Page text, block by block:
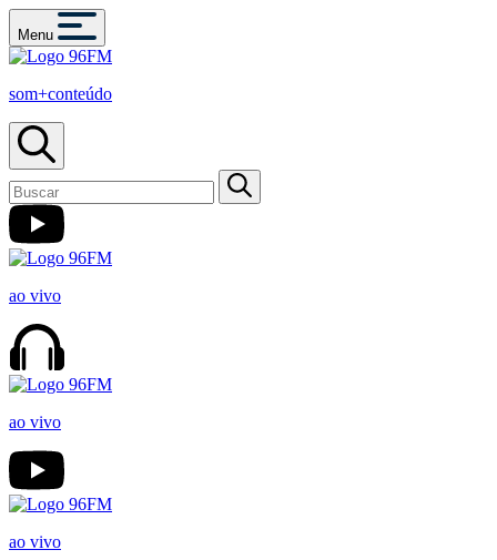
Menu
som+conteúdo
ao vivo
ao vivo
ao vivo